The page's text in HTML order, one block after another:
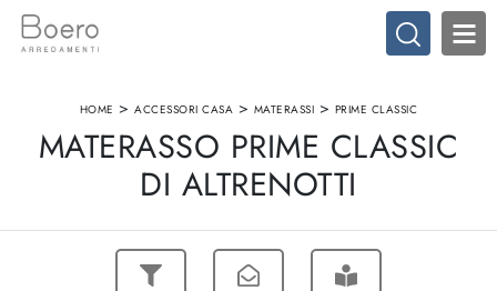
HOME >ACCESSORI CASA > MATERASSI > PRIME CLASSIC
MATERASSO PRIME CLASSIC
DI ALTRENOTTI